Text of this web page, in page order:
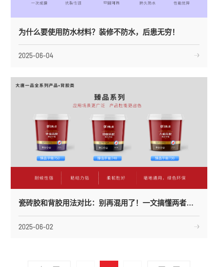
为什么要使用防水材料？装修不防水，后患无穷！
2025-06-04
瓷砖胶和背胶用法对比：别再混用了！一文搞懂两者区别与搭配
2025-06-02